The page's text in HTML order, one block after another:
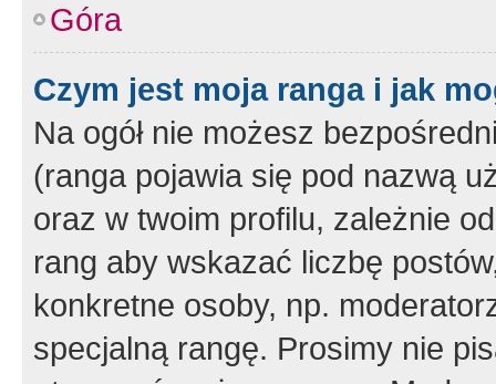
Góra
Czym jest moja ranga i jak
Na ogół nie możesz
(ranga pojawia się pod nazwą
oraz w twoim profilu, zależnie
rang aby wskazać liczbę
konkretne osoby, np.
specjalną rangę. Prosimy nie